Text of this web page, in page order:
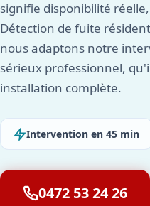
signifie disponibilité
Détection de fuite
nous adaptons notre
sérieux professionnel,
installation complète.
Intervention en 45 min
0472 53 24 26